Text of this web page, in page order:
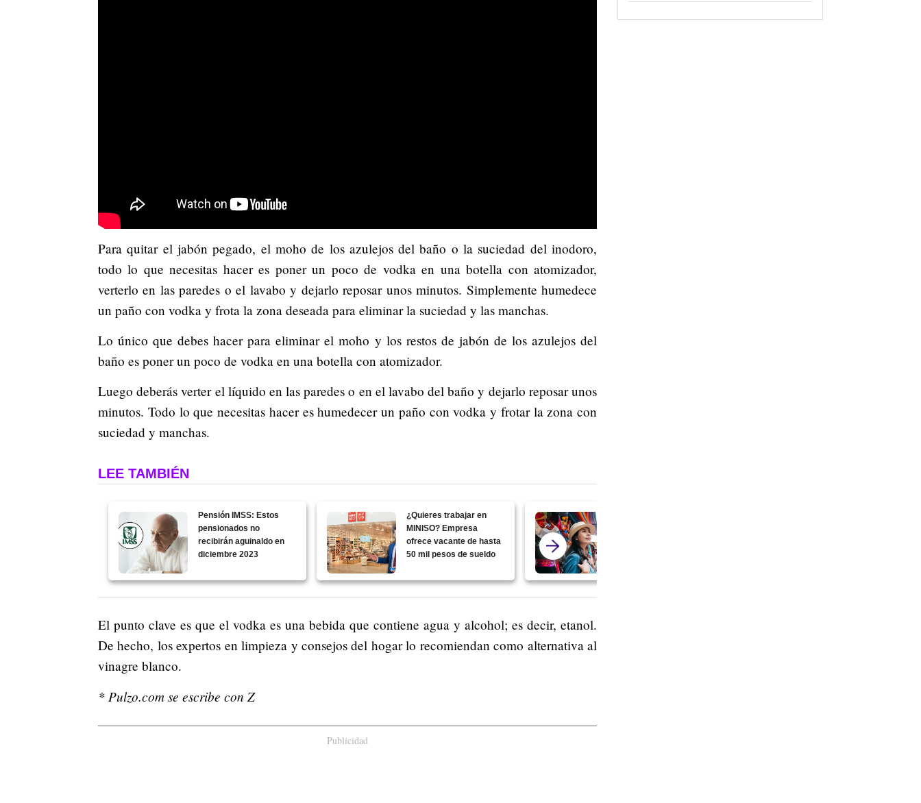
Para quitar el jabón pegado, el moho de los azulejos del baño o la suciedad del inodoro,
todo lo que necesitas hacer es poner un poco de vodka en una botella con atomizador,
verterlo en las paredes o el lavabo y dejarlo reposar unos minutos. Simplemente humedece
un paño con vodka y frota la zona deseada para eliminar la suciedad y las manchas.
Lo único que debes hacer para eliminar el moho y los restos de jabón de los azulejos del
baño es poner un poco de vodka en una botella con atomizador.
Luego deberás verter el líquido en las paredes o en el lavabo del baño y dejarlo reposar unos
minutos. Todo lo que necesitas hacer es humedecer un paño con vodka y frotar la zona con
suciedad y manchas.
LEE TAMBIÉN
Pensión IMSS: Estos
pensionados no
recibirán aguinaldo en
diciembre 2023
¿Quieres trabajar en
MINISO? Empresa
ofrece vacante de hasta
50 mil pesos de sueldo
El punto clave es que el vodka es una bebida que contiene agua y alcohol; es decir, etanol.
De hecho, los expertos en limpieza y consejos del hogar lo recomiendan como alternativa al
vinagre blanco.
* Pulzo.com se escribe con Z
Publicidad